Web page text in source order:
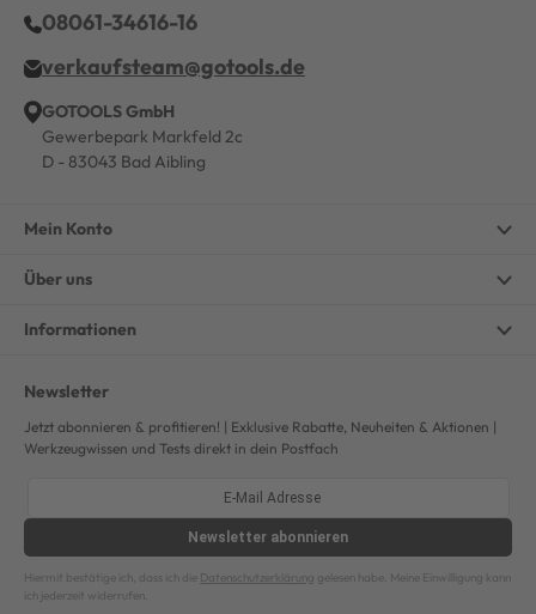
08061-34616-16
verkaufsteam@gotools.de
GOTOOLS GmbH
Gewerbepark Markfeld 2c
D - 83043 Bad Aibling
Mein Konto
Über uns
Informationen
Newsletter
Jetzt abonnieren & profitieren! | Exklusive Rabatte, Neuheiten & Aktionen |
Werkzeugwissen und Tests direkt in dein Postfach
Newsletter abonnieren
Hiermit bestätige ich, dass ich die Datenschutzerklärung gelesen habe. Meine Einwilligung kann
ich jederzeit widerrufen.